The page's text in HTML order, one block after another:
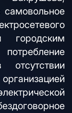
городским